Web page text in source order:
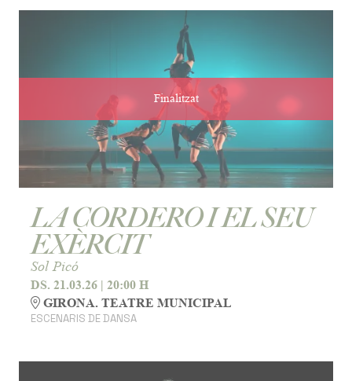
Finalitzat
LA CORDERO I EL SEU
EXÈRCIT
Sol Picó
DS. 21.03.26 | 20:00 H
GIRONA. TEATRE MUNICIPAL
ESCENARIS DE DANSA